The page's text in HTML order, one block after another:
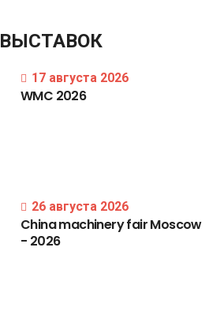
ВЫСТАВОК
17 августа 2026
WMC 2026
26 августа 2026
ChinamachineryfairMoscow
- 2026